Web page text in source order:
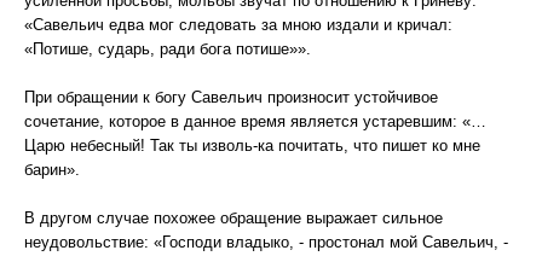
«Савельич едва мог следовать за мною издали и кричал:
«Потише, сударь, ради бога потише»».
При обращении к богу Савельич произносит устойчивое
сочетание, которое в данное время является устаревшим: «…
Царю небесный! Так ты изволь-ка почитать, что пишет ко мне
барин».
В другом случае похожее обращение выражает сильное
неудовольствие: «Господи владыко, - простонал мой Савельич, -